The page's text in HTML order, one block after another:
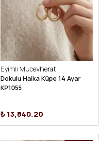
Eyimli Mucevherat
Dokulu Halka Küpe 14 Ayar
KP1055
₺ 13,840.20